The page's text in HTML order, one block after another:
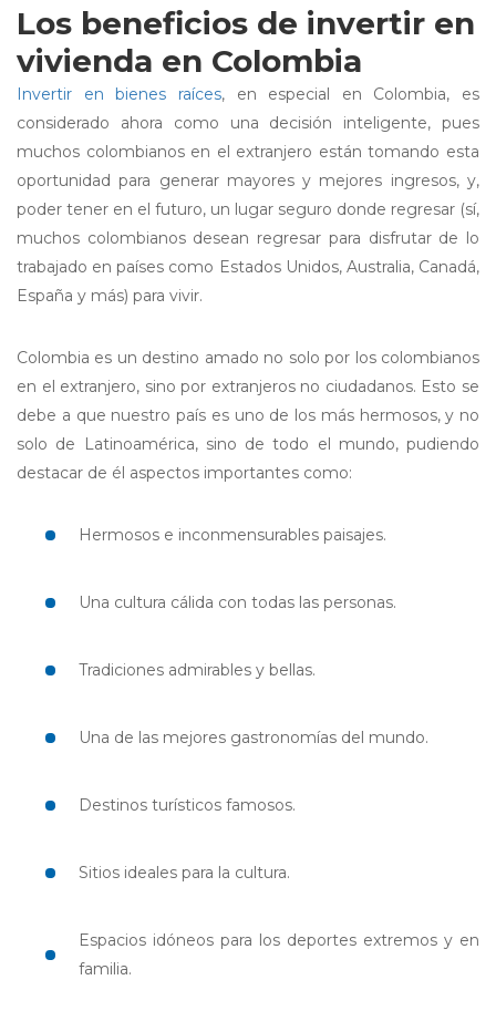
Los beneficios de invertir en
vivienda en Colombia
Invertir en bienes raíces, en especial en Colombia, es
considerado ahora como una decisión inteligente, pues
muchos colombianos en el extranjero están tomando esta
oportunidad para generar mayores y mejores ingresos, y,
poder tener en el futuro, un lugar seguro donde regresar (sí,
muchos colombianos desean regresar para disfrutar de lo
trabajado en países como Estados Unidos, Australia, Canadá,
España y más) para vivir.
Colombia es un destino amado no solo por los colombianos
en el extranjero, sino por extranjeros no ciudadanos. Esto se
debe a que nuestro país es uno de los más hermosos, y no
solo de Latinoamérica, sino de todo el mundo, pudiendo
destacar de él aspectos importantes como:
Hermosos e inconmensurables paisajes.
Una cultura cálida con todas las personas.
Tradiciones admirables y bellas.
Una de las mejores gastronomías del mundo.
Destinos turísticos famosos.
Sitios ideales para la cultura.
Espacios idóneos para los deportes extremos y en
familia.